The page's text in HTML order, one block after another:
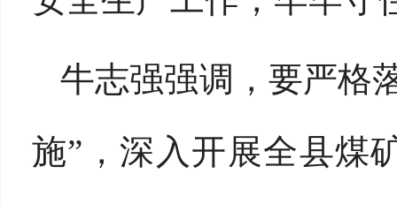
牛志强强调，要严格
施”，深入开展全县煤